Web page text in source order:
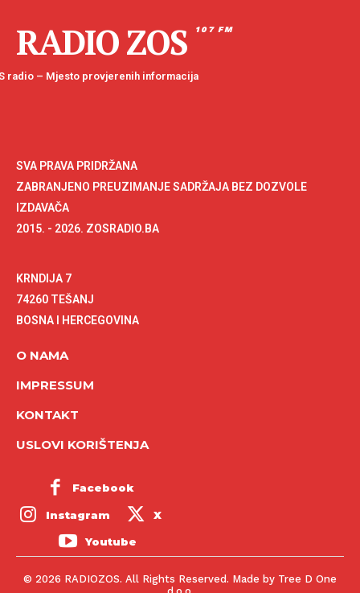
RADIO ZOS 107 FM
radio – Mjesto provjerenih informacija
SVA PRAVA PRIDRŽANA
ZABRANJENO PREUZIMANJE SADRŽAJA BEZ DOZVOLE
IZDAVAČA
2015. - 2026. ZOSRADIO.BA
KRNDIJA 7
74260 TEŠANJ
BOSNA I HERCEGOVINA
O NAMA
IMPRESSUM
KONTAKT
USLOVI KORIŠTENJA
Facebook
Instagram X
Youtube
© 2026 RADIOZOS. All Rights Reserved. Made by Tree D One